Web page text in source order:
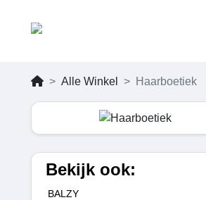
Alle Winkel Haarboetiek
Bekijk ook:
BALZY